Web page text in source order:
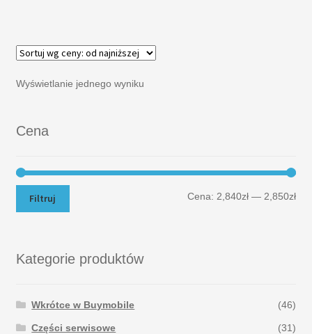
Wyświetlanie jednego wyniku
Cena
Filtruj Cena: 2,840zł — 2,850zł
Kategorie produktów
Wkrótce w Buymobile (46)
Części serwisowe (31)